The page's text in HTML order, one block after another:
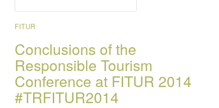
FITUR
Conclusions of the
Responsible Tourism
Conference at FITUR 2014
#TRFITUR2014